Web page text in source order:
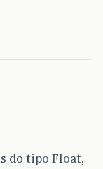
do tipo Float,